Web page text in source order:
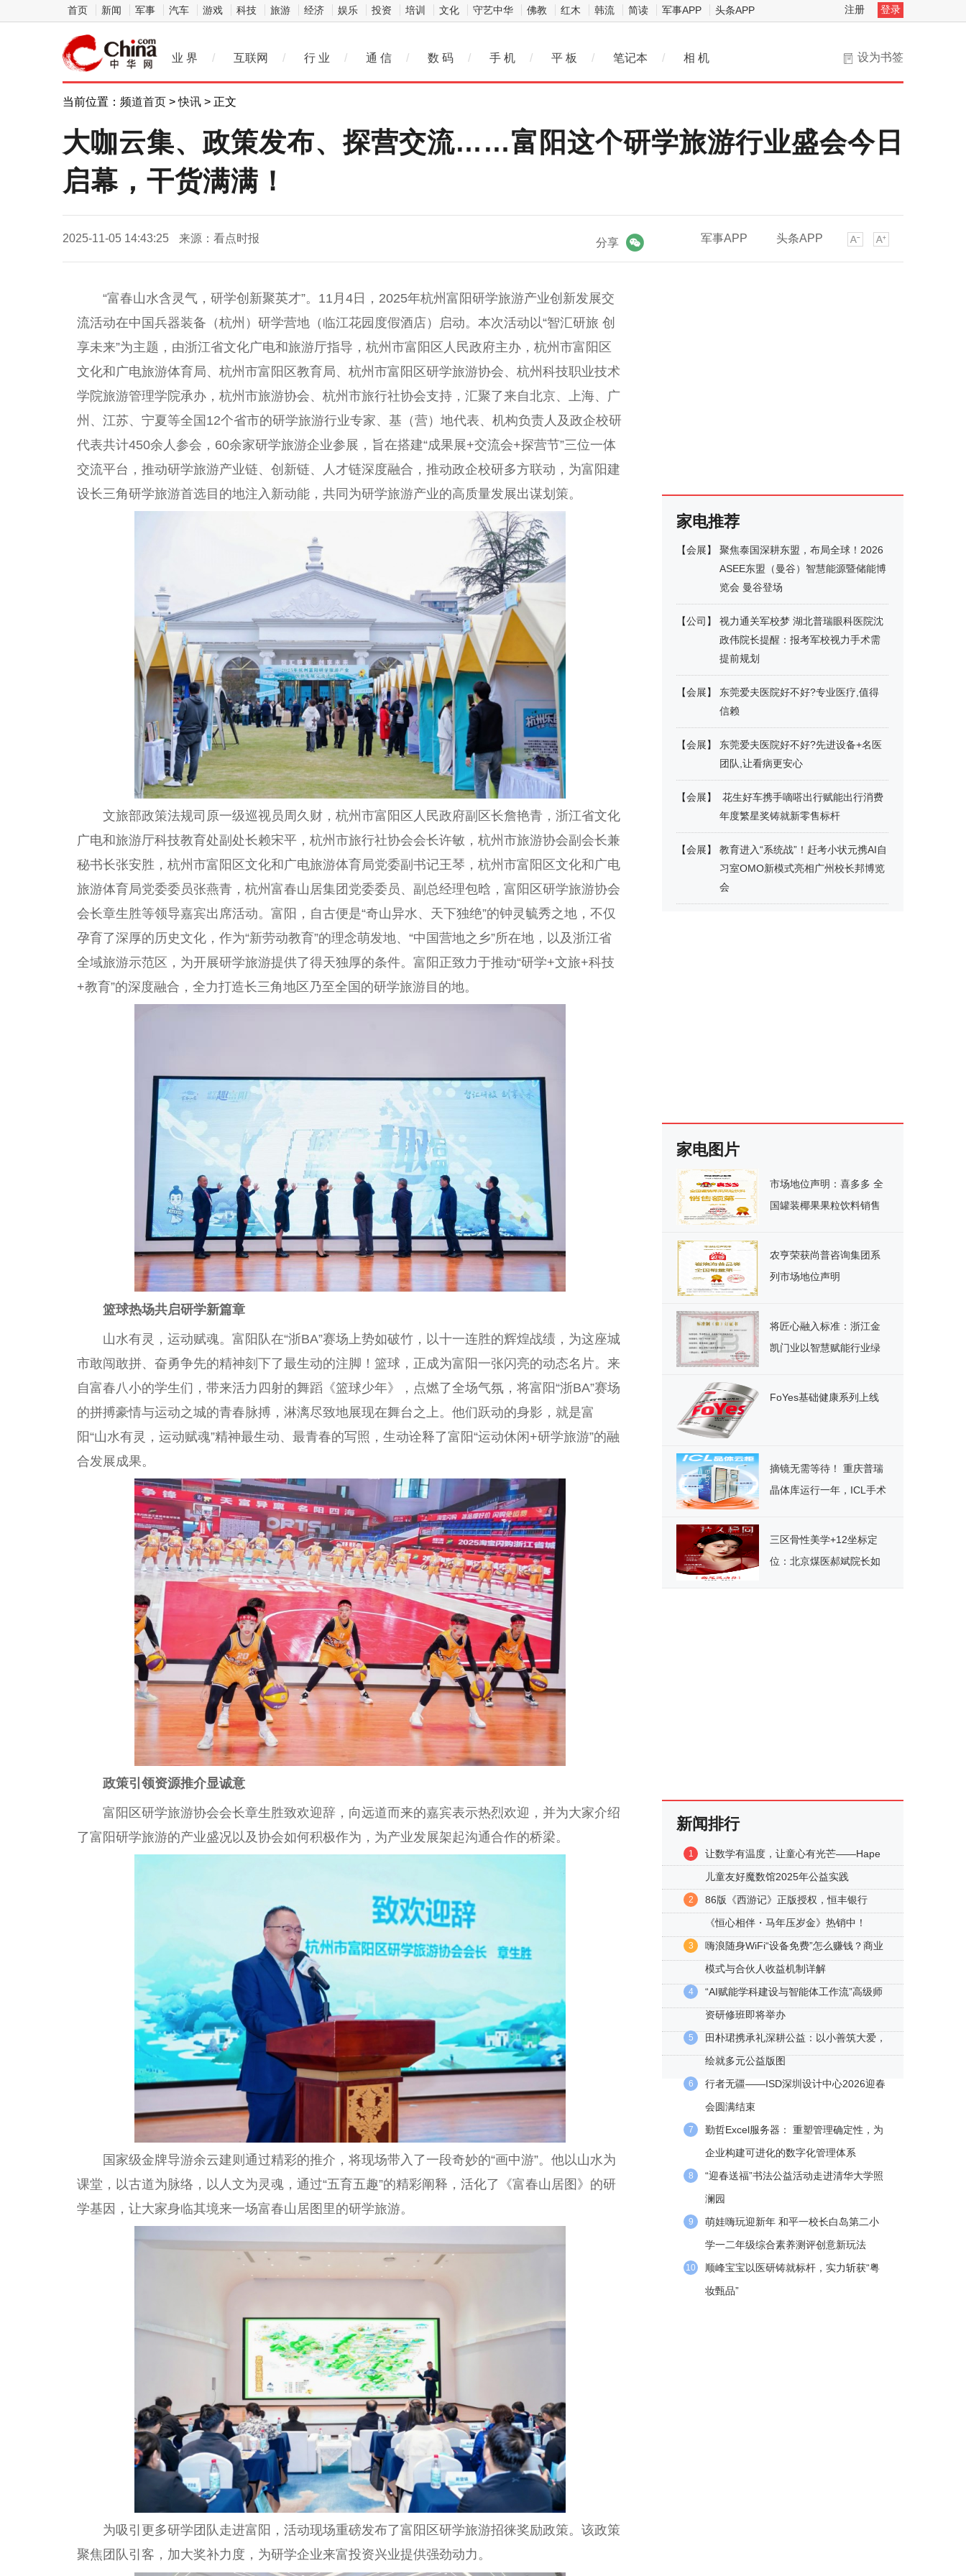
首页 新闻 军事 汽车 游戏 科技 旅游 经济 娱乐 投资 培训 文化 守艺中华 佛教 红木 韩流 简读 军事APP 头条APP 注册 登录
设为书签
业 界 / 互联网 / 行 业 / 通 信 / 数 码 / 手 机 / 平 板 / 笔记本 / 相 机
当前位置： 频道首页 >快讯 > 正文
大咖云集、政策发布、探营交流……富阳这个研学旅游行业盛会今日
启幕，干货满满！
2025-11-05 14:43:25 来源：看点时报 军事APP 头条APP
分享
“富春山水含灵气，研学创新聚英才”。11月4日，2025年杭州富阳研学旅游产业创新发展交
流活动在中国兵器装备（杭州）研学营地（临江花园度假酒店）启动。本次活动以“智汇研旅 创
享未来”为主题，由浙江省文化广电和旅游厅指导，杭州市富阳区 人民政府主办，杭州市富阳区
文化和广电旅游体育局、杭州市富阳区教育局、杭州市富阳区研学旅游协会、杭州科技职业技术
学院旅游管理学院承办，杭州市旅游协会、杭州市旅行社协会支持，汇聚了来自北京、上海、广
州、江苏、宁夏等全国12个省市的研学旅游行业专家、基（营）地代表、机构负责人及政企校研
代表共计450余人参会，60余家研学旅游企业参展，旨在搭建“成果展+交流会+探营节”三位一体
交流平台 ，推动研学旅游产业链、创新链、人才链深度融合，推动政企校研多方联动，为富阳建
设长三角研学旅游首选目的地注入新动能，共同为研学旅游产业的高质量发展出谋划策。
文旅部政策法规司原一级巡视员周久财，杭州市富阳区 人民政府副区长詹艳青，浙江省文化
广电和旅游厅科技教育处副处长赖宋平 ，杭州市旅行社协会会长许敏，杭州市旅游协会副 会长兼
秘书长张安胜，杭州市富阳区文化和广电旅游体育局党委副 书记王琴，杭州市富阳区文化和广电
旅游体育局党委委员张燕青，杭州富春山居集团党委委员 、副 总经理包晗，富阳区研学旅游协会
会长章生胜等领导嘉宾出席活动。富阳，自古便是“奇山异水、天下独绝”的钟灵毓秀之地，不仅
孕育了深厚的历史文化，作为“新劳动教育”的理念萌发地、“中国营地之乡”所在地，以及浙江省
全域旅游示范区，为开展研学旅游提供了得天独厚的条件。富阳正致力于推动“研学+文旅+科技
+教育”的深度融合，全力打造长三角地区乃至全国的研学旅游目的地。
篮球热场共启研学新篇章
山水有灵，运动赋魂。富阳队在“浙BA”赛场上势如破竹，以十一连胜的辉煌战绩，为这座城
市敢闯敢拼、奋勇争先的精神刻下了最生动的注脚！篮球，正成为富阳一张闪亮的动态名片。来
自富春八小的学生们，带来活力四射的舞蹈《篮球少年》，点燃了全场气氛，将富阳“浙BA”赛场
的拼搏豪情与运动之城的青春脉搏，淋漓尽致地展现在舞台 之上。他们跃动的身影，就是富
阳“山水有灵，运动赋魂”精神最生动、最青春的写照，生动诠释了富阳“运动休闲+研学旅游”的融
合发展成果。
政策引领资源推介显诚意
富阳区研学旅游协会会长章生胜致欢迎辞，向远道而来的嘉宾表示热烈欢迎，并为大家介绍
了富阳研学旅游的产业盛况以及协会如何积极作为，为产业发展架起沟通合作的桥梁。
国家级金牌导游余云建则通过精彩的推介，将现场带入了一段奇妙的“画中游”。他以山水为
课堂，以古道为脉络，以人文为灵魂，通过“五育五趣”的精彩阐释，活化了《富春山居图》的研
学基因，让大家身临其境来一场富春山居图里的研学旅游。
为吸引更多研学团队走进富阳，活动现场重磅发布了富阳区研学旅游招徕奖励政策。该政策
聚焦团队引客，加大奖补力度，为研学企业来富投资兴业提供强劲动力。
家电推荐
【会展】
聚焦泰国深耕东盟，布局全球！2026
ASEE东盟（曼谷）智慧能源暨储能博
览会 曼谷登场
【公司 】
视力通关军校梦 湖北普瑞眼科医院沈
政伟院长提醒：报考军校视力手术需
提前规划
【会展】
东莞爱夫医院好不好?专业医疗,值得
信赖
【会展】
东莞爱夫医院好不好?先进设备+名医
团队,让看病更安心
【会展】
​ 花生好车携手嘀嗒出行赋能出行消费
年度繁星奖铸就新零售标杆
【会展】
教育进入“系统战”！赶考小状元携AI自
习室OMO新模式亮相广州校长邦博览
会
家电图片
市场地位声明：喜多多 全
国罐装椰果果粒饮料销售
农亨荣获尚普咨询集团系
列市场地位声明
将匠心融入标准：浙江金
凯门业以智慧赋能行业绿
FoYes基础健康系列上线
摘镜无需等待！ 重庆普瑞
晶体库运行一年，ICL手术
三区骨性美学+12坐标定
位：北京煤医郝斌院长如
新闻排行
1
让数学有温度，让童心有光芒——Hape
儿童友好魔数馆2025年公益实践
2
86版《西游记》正版授权，恒丰银行
《恒心相伴・马年压岁金》热销中！
3
嗨浪随身WiFi“设备免费”怎么赚钱？商业
模式与合伙人收益机制详解
4
“AI赋能学科建设与智能体工作流”高级师
资研修班即将举办
5
田朴珺携承礼深耕公益：以小善筑大爱，
绘就多元公益版图
6
行者无疆——ISD深圳设计中心2026迎春
会圆满结束
7
勤哲Excel服务器： 重塑管理确定性，为
企业构建可进化的数字化管理体系
8
“迎春送福”书法公益活动走进清华大学照
澜园
9
萌娃嗨玩迎新年 和平一校长白岛第二小
学一二年级综合素养测评创意新玩法
10
顺峰宝宝以医研铸就标杆，实力斩获“粤
妆甄品”